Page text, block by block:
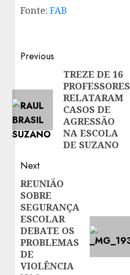
Fonte: FAB
Post
navigation
Previous
post:
TREZE DE 16
PROFESSORES
RELATARAM
CASOS DE
AGRESSÃO
NA ESCOLA
DE SUZANO
Next
Next
post:
REUNIÃO
SOBRE
SEGURANÇA
ESCOLAR
DEBATE OS
PROBLEMAS
DE
VIOLÊNCIA